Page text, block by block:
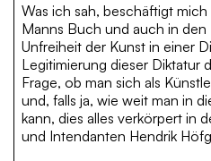
Was ich sah, beschäftigt
Manns Buch und auch in den
Unfreiheit der Kunst in einer
Legitimierung dieser Diktatur
Frage, ob man sich als
und, falls ja, wie weit man in
kann, dies alles verkörpert in
und Intendanten Hendrik